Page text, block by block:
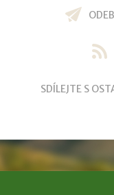
SDÍLEJTE S